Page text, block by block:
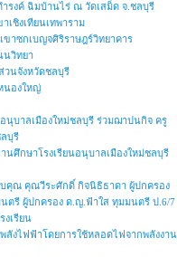
รงค์ ฉิมบ้านไร่ ณ วัดเสม็ด จ.ชลบุรี
เชิงเทียนเทพาราม
ขาซกเบญจศิริราษฎร์วิทยาคาร
นวิทยา
วนจังหวัดชลบุรี
นองใหญ่
นุบาลเมืองใหม่ชลบุรี ร่วมฌาปนกิจ ครู
บุรี
ศึกษาโรงเรียนอนุบาลเมืองใหม่ชลบุรี
บคุณ คุณวีระศักดิ์ กิจนิธิธาดา ผู้ปกครอง
ตรี ผู้ปกครอง ด.ญ.ฟ้าใส ทุมมนตรี ป.6/7
งเรียน
ลังไฟฟ้าโดยการใช้หลอดไฟจากพลังงาน